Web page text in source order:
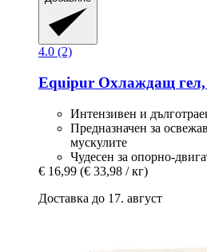
4.0 (2)
Equipur Охлаждащ гел,
Интензивен и
Предназначен за
мускулите
Чудесен за опорно-
€ 16,99 (€ 33,98 / кг)
Доставка до 17. август